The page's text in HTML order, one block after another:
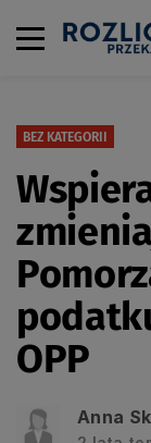
BEZ KATEGORII
OPP
Anna